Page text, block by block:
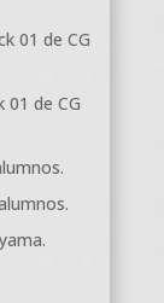
01 de CG
01 de CG